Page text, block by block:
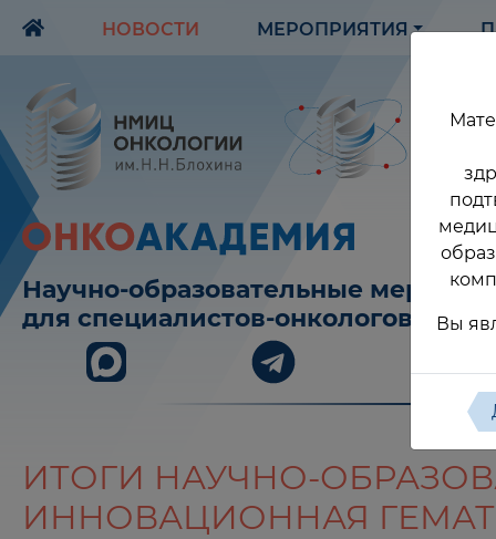
Вы
НОВОСТИ МЕРОПРИЯТИЯ
Научно-образовательные
для специалистов-онкологов
ИТОГИ НАУЧНО-
ИННОВАЦИОННАЯ